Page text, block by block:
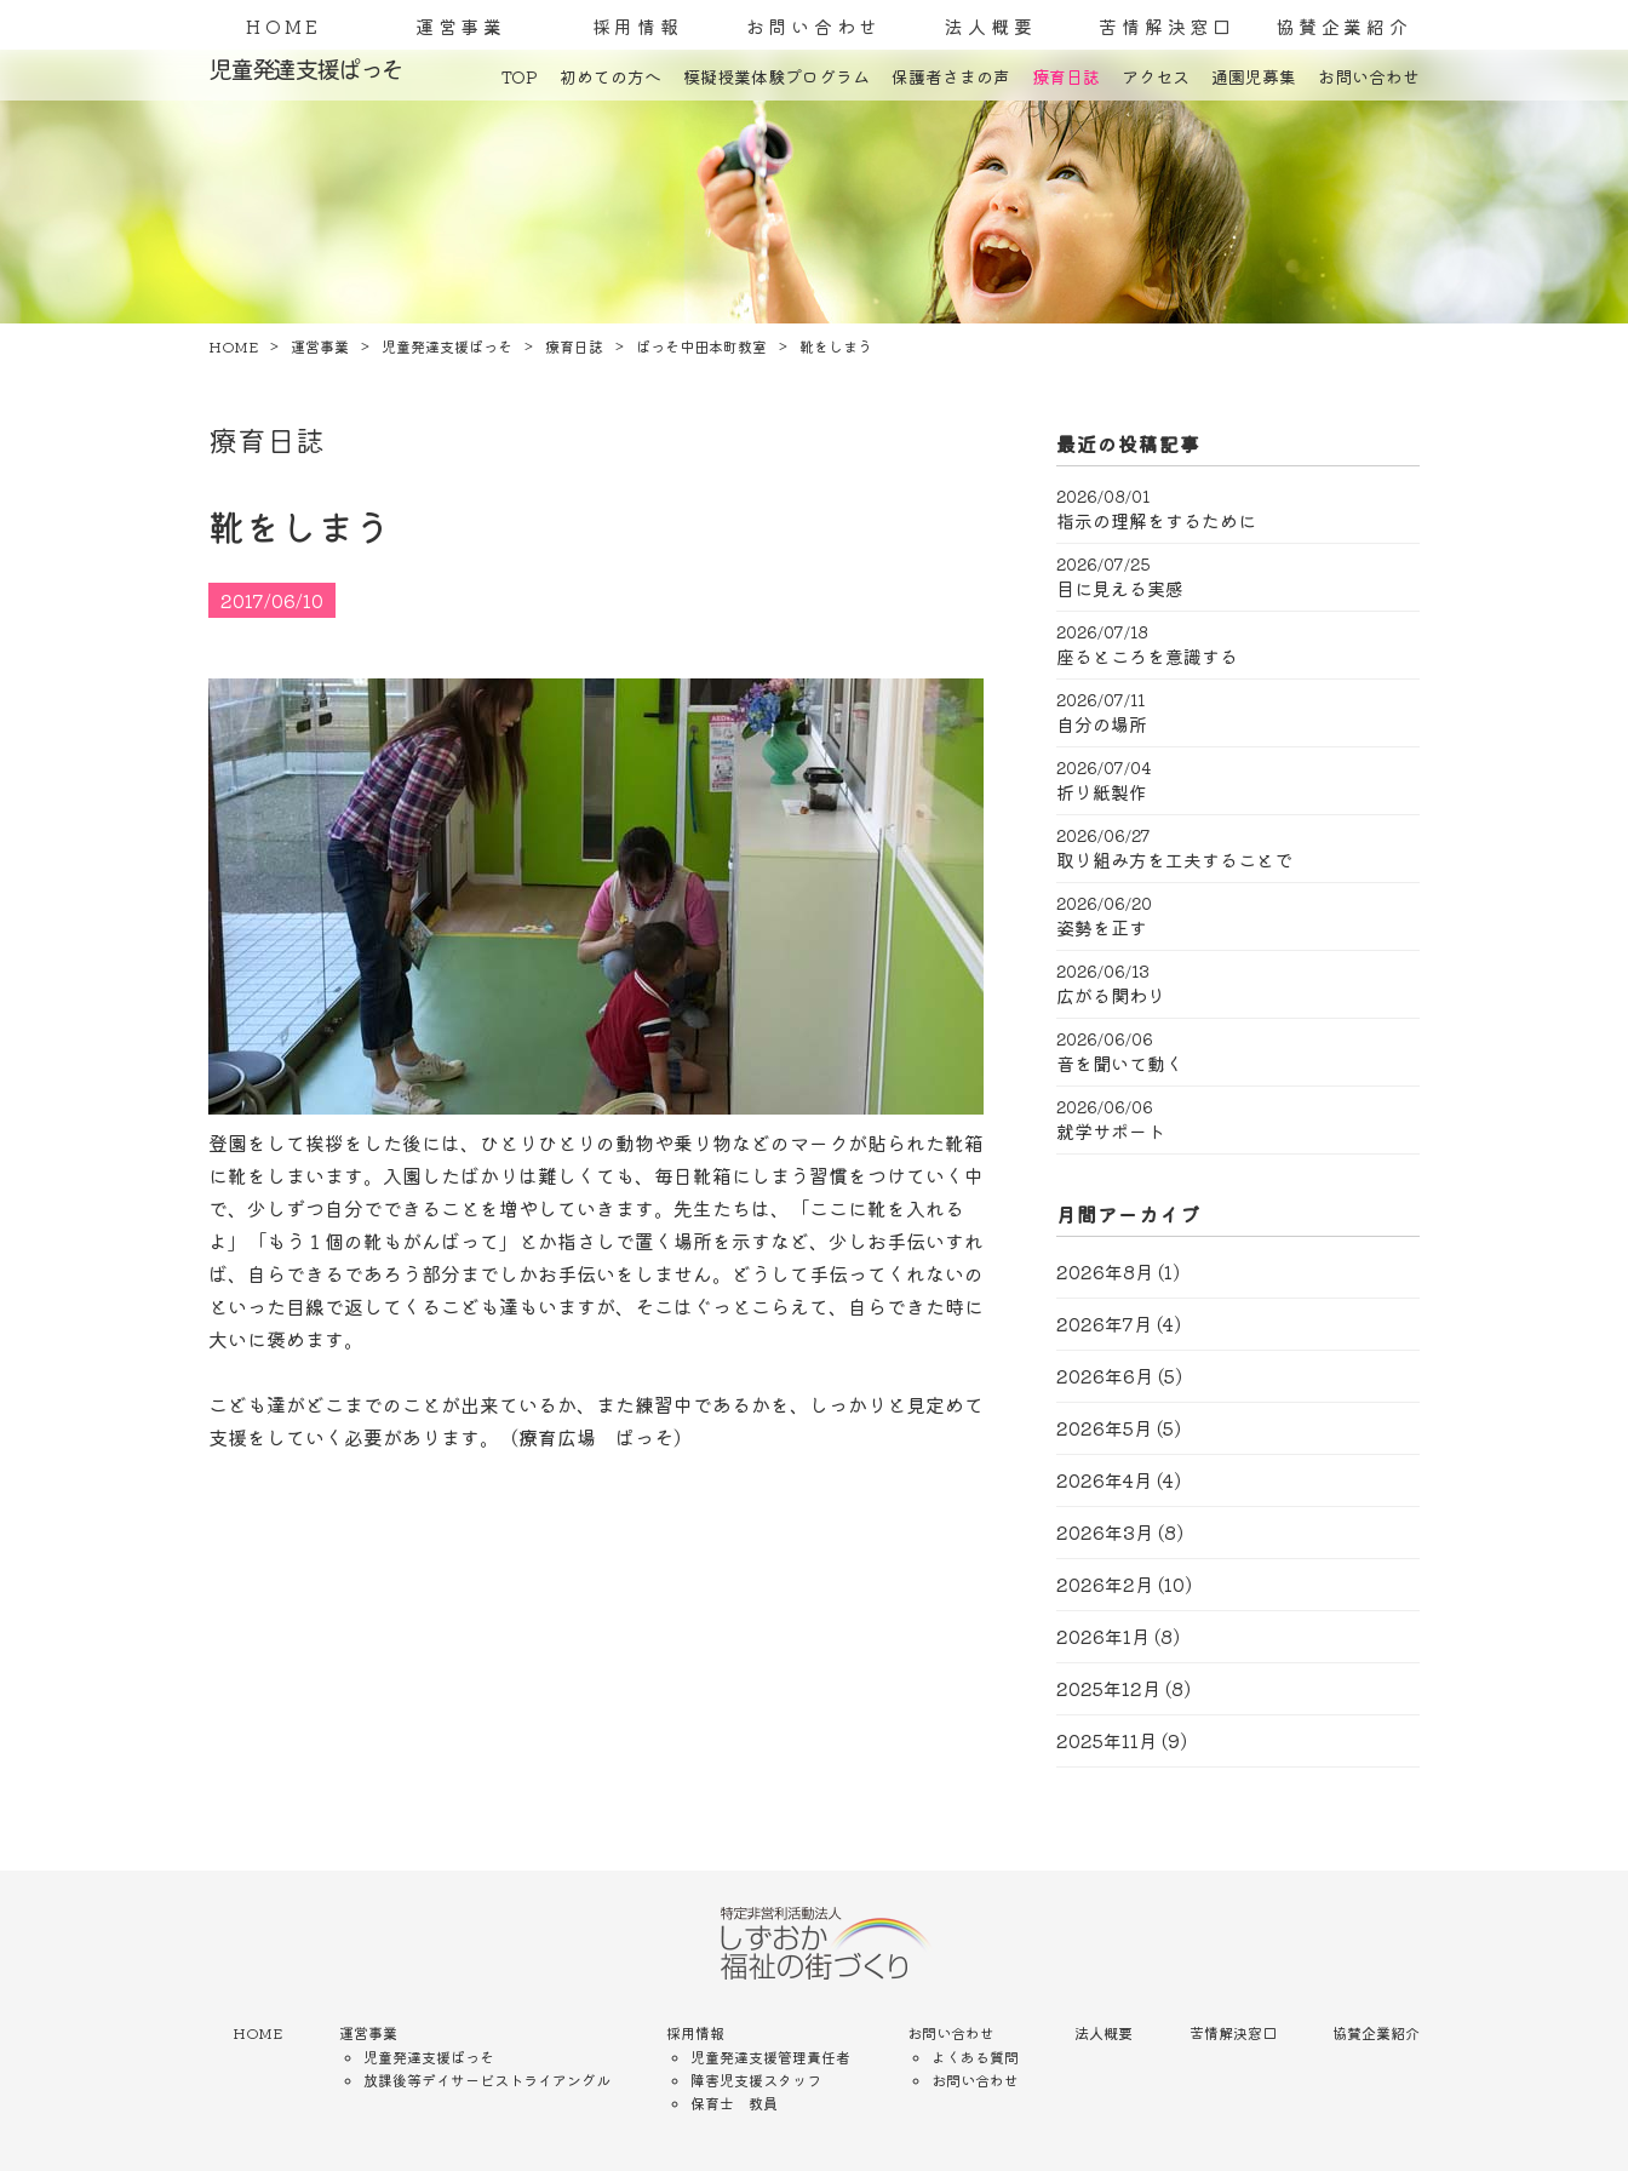
HOME 運営事業 採用情報 お問い合わせ 法人概要 苦情解決窓口 協賛企業紹介
児童発達支援ぱっそ TOP 初めての方へ 模擬授業体験プログラム 保護者さまの声 療育日誌 アクセス 通園児募集 お問い合わせ
よくある質問
お問い合わせ
HOME 運営事業 児童発達支援ぱっそ 療育日誌 ぱっそ中田本町教室 靴をしまう
療育日誌
靴をしまう
2017/06/10
登園をして挨拶をした後には、ひとりひとりの動物や乗り物などのマークが貼られた靴箱
に靴をしまいます。入園したばかりは難しくても、毎日靴箱にしまう習慣をつけていく中
で、少しずつ自分でできることを増やしていきます。先生たちは、「ここに靴を入れる
よ」「もう１個の靴もがんばって」とか指さしで置く場所を示すなど、少しお手伝いすれ
ば、自らできるであろう部分までしかお手伝いをしません。どうして手伝ってくれないの
といった目線で返してくるこども達もいますが、そこはぐっとこらえて、自らできた時に
大いに褒めます。
こども達がどこまでのことが出来ているか、また練習中であるかを、しっかりと見定めて
支援をしていく必要があります。（療育広場 ぱっそ）
最近の投稿記事
2026/08/01
指示の理解をするために
2026/07/25
目に見える実感
2026/07/18
座るところを意識する
2026/07/11
自分の場所
2026/07/04
折り紙製作
2026/06/27
取り組み方を工夫することで
2026/06/20
姿勢を正す
2026/06/13
広がる関わり
2026/06/06
音を聞いて動く
2026/06/06
就学サポート
月間アーカイブ
2026年8月 (1)
2026年7月 (4)
2026年6月 (5)
2026年5月 (5)
2026年4月 (4)
2026年3月 (8)
2026年2月 (10)
2026年1月 (8)
2025年12月 (8)
2025年11月 (9)
HOME
運営事業
児童発達支援ぱっそ
放課後等デイサービストライアングル
採用情報
児童発達支援管理責任者
障害児支援スタッフ
保育士 教員
お問い合わせ
よくある質問
お問い合わせ
法人概要 苦情解決窓口 協賛企業紹介